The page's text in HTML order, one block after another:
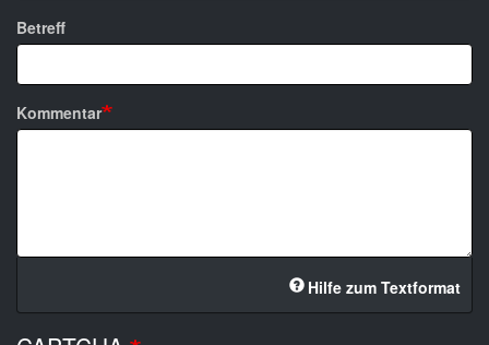
Betreff
Kommentar
Hilfe zum Textformat